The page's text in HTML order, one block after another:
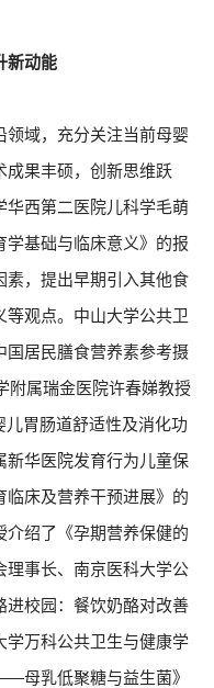
新动能
领域，充分关注当前母婴
成果丰硕，创新思维跃
西第二医院儿科学毛萌
基础与临床意义》的报
素，提出早期引入其他食
观点。中山大学公共卫
国居民膳食营养素参考摄
附属瑞金医院许春娣教授
胃肠道舒适性及消化功
新华医院发育行为儿童保
床及营养干预进展》的
介绍了《孕期营养保健的
理事长、南京医科大学公
进校园：餐饮奶酪对改善
学万科公共卫生与健康学
母乳低聚糖与益生菌》